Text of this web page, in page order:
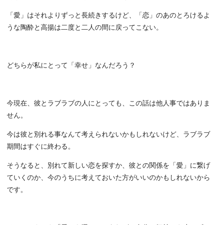
「愛」はそれよりずっと長続きするけど、「恋」のあのとろけるよ
うな陶酔と高揚は二度と二人の間に戻ってこない。
どちらが私にとって「幸せ」なんだろう？
今現在、彼とラブラブの人にとっても、この話は他人事ではありま
せん。
今は彼と別れる事なんて考えられないかもしれないけど、ラブラブ
期間はすぐに終わる。
そうなると、別れて新しい恋を探すか、彼との関係を「愛」に繋げ
ていくのか、今のうちに考えておいた方がいいのかもしれないから
です。